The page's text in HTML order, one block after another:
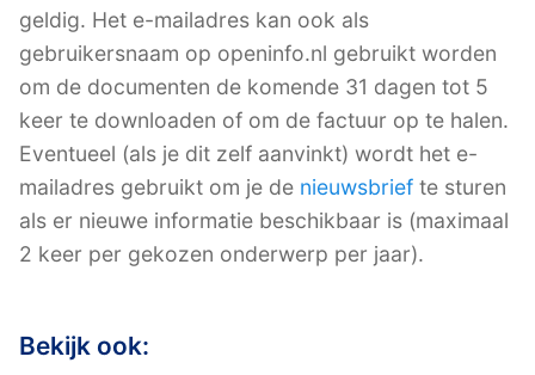
geldig. Het e-mailadres kan ook als
gebruikersnaam op openinfo.nl gebruikt worden
om de documenten de komende 31 dagen tot 5
keer te downloaden of om de factuur op te halen.
Eventueel (als je dit zelf aanvinkt) wordt het e-
mailadres gebruikt om je de nieuwsbrief te sturen
als er nieuwe informatie beschikbaar is (maximaal
2 keer per gekozen onderwerp per jaar).
Bekijk ook: